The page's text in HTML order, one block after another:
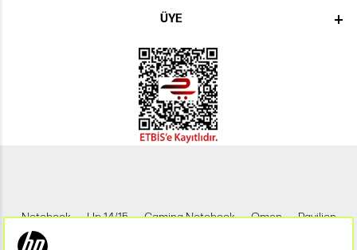
ÜYE
Notebook Hp 14/15 Gaming Notebook Omen Pavilion